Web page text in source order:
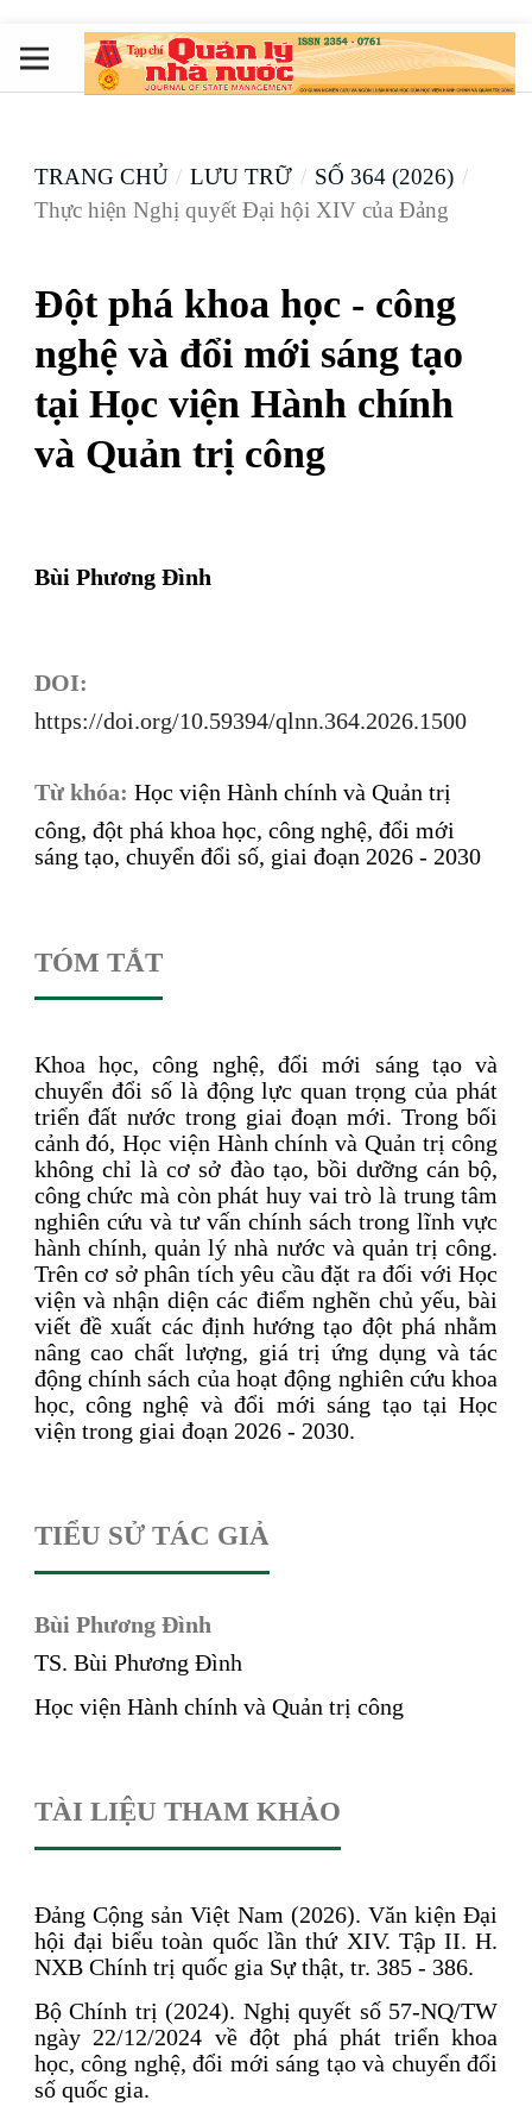
TRANG CHỦ / LƯU TRỮ / SỐ 364 (2026) /
Thực hiện Nghị quyết Đại hội XIV của Đảng
Đột phá khoa học - công
nghệ và đổi mới sáng tạo
tại Học viện Hành chính
và Quản trị công
Bùi Phương Đình
DOI:
https://doi.org/10.59394/qlnn.364.2026.1500
Từ khóa: Học viện Hành chính và Quản trị
công, đột phá khoa học, công nghệ, đổi mới
sáng tạo, chuyển đổi số, giai đoạn 2026 - 2030
TÓM TẮT
Khoa học, công nghệ, đổi mới sáng tạo và
chuyển đổi số là động lực quan trọng của phát
triển đất nước trong giai đoạn mới. Trong bối
cảnh đó, Học viện Hành chính và Quản trị công
không chỉ là cơ sở đào tạo, bồi dưỡng cán bộ,
công chức mà còn phát huy vai trò là trung tâm
nghiên cứu và tư vấn chính sách trong lĩnh vực
hành chính, quản lý nhà nước và quản trị công.
Trên cơ sở phân tích yêu cầu đặt ra đối với Học
viện và nhận diện các điểm nghẽn chủ yếu, bài
viết đề xuất các định hướng tạo đột phá nhằm
nâng cao chất lượng, giá trị ứng dụng và tác
động chính sách của hoạt động nghiên cứu khoa
học, công nghệ và đổi mới sáng tạo tại Học
viện trong giai đoạn 2026 - 2030.
TIỂU SỬ TÁC GIẢ
Bùi Phương Đình
TS. Bùi Phương Đình
Học viện Hành chính và Quản trị công
TÀI LIỆU THAM KHẢO
Đảng Cộng sản Việt Nam (2026). Văn kiện Đại
hội đại biểu toàn quốc lần thứ XIV. Tập II. H.
NXB Chính trị quốc gia Sự thật, tr. 385 - 386.
Bộ Chính trị (2024). Nghị quyết số 57-NQ/TW
ngày 22/12/2024 về đột phá phát triển khoa
học, công nghệ, đổi mới sáng tạo và chuyển đổi
số quốc gia.